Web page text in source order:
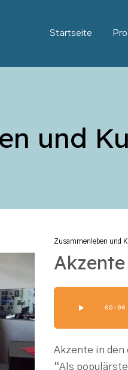
Startseite
und
Zusammenleben und
Player
00:00
Akzente in den
“Als